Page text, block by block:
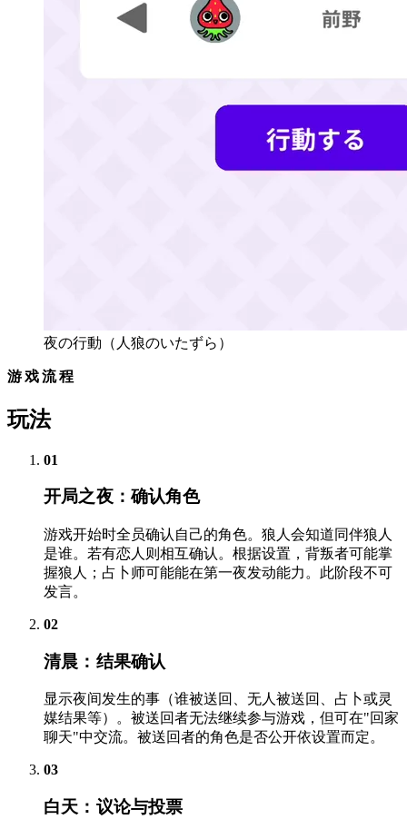
夜の行動（人狼のいたずら）
游戏流程
玩法
01
开局之夜：确认角色
游戏开始时全员确认自己的角色。狼人会知道同伴狼人
是谁。若有恋人则相互确认。根据设置，背叛者可能掌
握狼人；占卜师可能能在第一夜发动能力。此阶段不可
发言。
02
清晨：结果确认
显示夜间发生的事（谁被送回、无人被送回、占卜或灵
媒结果等）。被送回者无法继续参与游戏，但可在"回家
聊天"中交流。被送回者的角色是否公开依设置而定。
03
白天：议论与投票